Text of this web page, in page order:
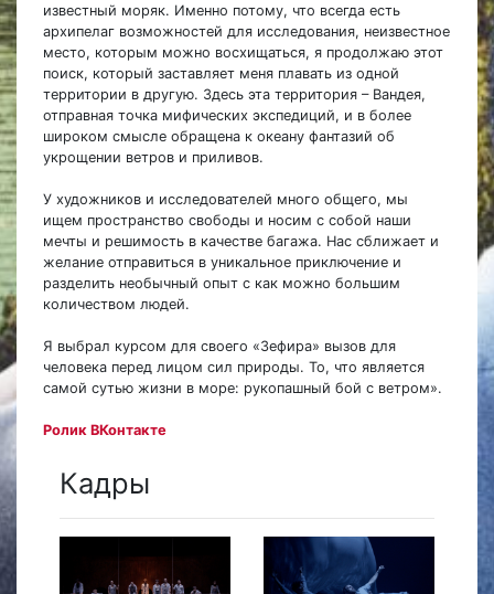
известный моряк. Именно потому, что всегда есть
архипелаг возможностей для исследования, неизвестное
место, которым можно восхищаться, я продолжаю этот
поиск, который заставляет меня плавать из одной
территории в другую. Здесь эта территория – Вандея,
отправная точка мифических экспедиций, и в более
широком смысле обращена к океану фантазий об
укрощении ветров и приливов.
У художников и исследователей много общего, мы
ищем пространство свободы и носим с собой наши
мечты и решимость в качестве багажа. Нас сближает и
желание отправиться в уникальное приключение и
разделить необычный опыт с как можно большим
количеством людей.
Я выбрал курсом для своего «Зефира» вызов для
человека перед лицом сил природы. То, что является
самой сутью жизни в море: рукопашный бой с ветром».
Ролик ВКонтакте
Кадры